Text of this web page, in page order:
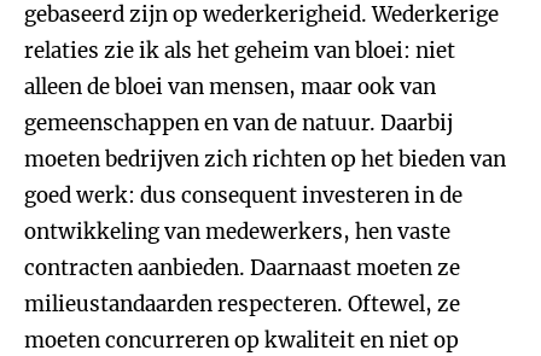
gebaseerd zijn op wederkerigheid. Wederkerige
relaties zie ik als het geheim van bloei: niet
alleen de bloei van mensen, maar ook van
gemeenschappen en van de natuur. Daarbij
moeten bedrijven zich richten op het bieden van
goed werk: dus consequent investeren in de
ontwikkeling van medewerkers, hen vaste
contracten aanbieden. Daarnaast moeten ze
milieustandaarden respecteren. Oftewel, ze
moeten concurreren op kwaliteit en niet op